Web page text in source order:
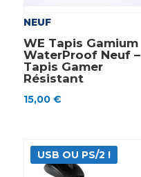
NEUF
WE Tapis Gamium
WaterProof Neuf –
Tapis Gamer
Résistant
15,00 €
USB OU PS/2 !